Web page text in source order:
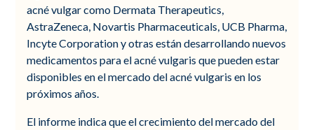
acné vulgar como Dermata Therapeutics,
AstraZeneca, Novartis Pharmaceuticals, UCB Pharma,
Incyte Corporation y otras están desarrollando nuevos
medicamentos para el acné vulgaris que pueden estar
disponibles en el mercado del acné vulgaris en los
próximos años.
El informe indica que el crecimiento del mercado del